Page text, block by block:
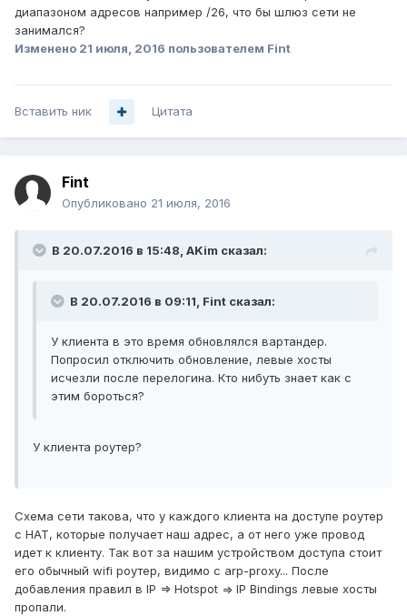
диапазоном адресов например /26, что бы шлюз сети не
занимался?
Изменено 21 июля, 2016 пользователем Fint
Вставить ник Цитата
Fint
Опубликовано 21 июля, 2016
В 20.07.2016 в 15:48, AKim сказал:
В 20.07.2016 в 09:11, Fint сказал:
У клиента в это время обновлялся вартандер.
Попросил отключить обновление, левые хосты
исчезли после перелогина. Кто нибуть знает как с
этим бороться?
У клиента роутер?
Схема сети такова, что у каждого клиента на доступе роутер
с НАТ, которые получает наш адрес, а от него уже провод
идет к клиенту. Так вот за нашим устройством доступа стоит
его обычный wifi роутер, видимо с arp-proxy... После
добавления правил в IP => Hotspot => IP Bindings левые хосты
пропали.